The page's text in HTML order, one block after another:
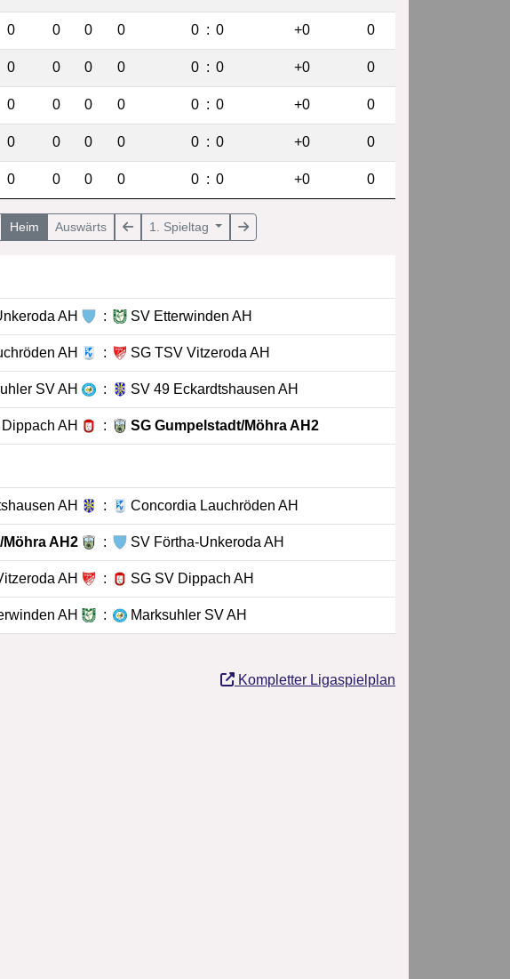
0 0 0 0 0 : 0 +0 0
0 0 0 0 0 : 0 +0 0
0 0 0 0 0 : 0 +0 0
0 0 0 0 0 : 0 +0 0
0 0 0 0 0 : 0 +0 0
Heim Auswärts 1. Spieltag
AH : SV Etterwinden AH
AH : SG TSV Vitzeroda AH
SV AH : SV 49 Eckardtshausen AH
AH : SG Gumpelstadt/Möhra AH2
AH : Concordia Lauchröden AH
AH2 : SV Förtha-Unkeroda AH
AH : SG SV Dippach AH
AH : Marksuhler SV AH
Kompletter Ligaspielplan